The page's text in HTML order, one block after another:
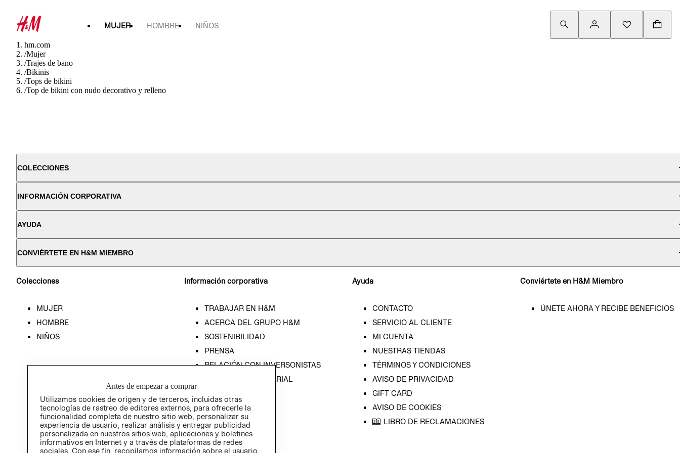
MUJER HOMBRE NIÑOS
hm.com
/Mujer
/Trajes de bano
/Bikinis
/Tops de bikini
/Top de bikini con nudo decorativo y relleno
COLECCIONES
INFORMACIÓN CORPORATIVA
AYUDA
CONVIÉRTETE EN H&M MIEMBRO
Colecciones
MUJER
HOMBRE
NIÑOS
Información corporativa
TRABAJAR EN H&M
ACERCA DEL GRUPO H&M
SOSTENIBILIDAD
PRENSA
RELACIÓN CON INVERSONISTAS
POLÍTICA EMPRESARIAL
Ayuda
CONTACTO
SERVICIO AL CLIENTE
MI CUENTA
NUESTRAS TIENDAS
TÉRMINOS Y CONDICIONES
AVISO DE PRIVACIDAD
GIFT CARD
AVISO DE COOKIES
LIBRO DE RECLAMACIONES
Conviértete en H&M Miembro
ÚNETE AHORA Y RECIBE BENEFICIOS
Antes de empezar a comprar
Utilizamos cookies de origen y de terceros, incluidas otras
tecnologías de rastreo de editores externos, para ofrecerle la
funcionalidad completa de nuestro sitio web, personalizar su
experiencia de usuario, realizar análisis y entregar publicidad
personalizada en nuestros sitios web, aplicaciones y boletines
informativos en Internet y a través de plataformas de redes
sociales. Con ese fin, recopilamos información sobre el usuario,